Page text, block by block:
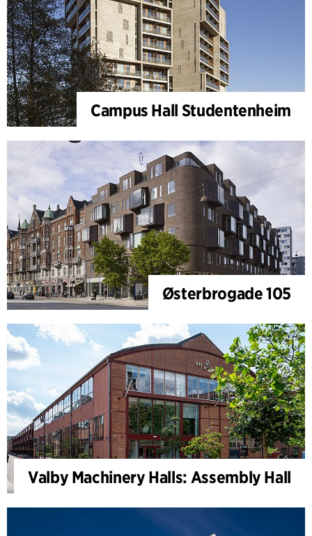
Campus Hall Studentenheim
Østerbrogade 105
Valby Machinery Halls: Assembly Hall